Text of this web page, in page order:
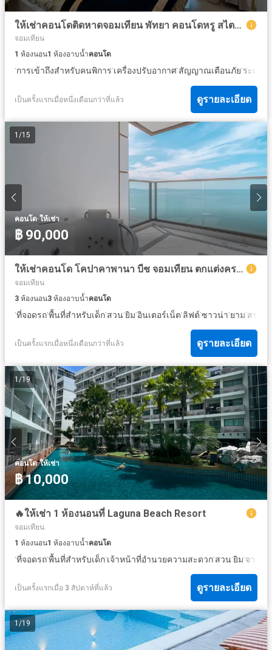
ให้เช่าคอนโดติดหาดจอมเทียน พัทยา คอนโดหรู สไตล์โมเดิร์น โคปาคาบาน่าบีชจอมเทียน วิวทะเล ชั้นสูง
จอมเทียน
1 ห้องนอน1 ห้องอาบน้ำคอนโด
·การเข้าถึงสำหรับคนพิการ·เครื่องปรับอากาศ·สัญญาณเตือนภัย·ระเบียง
เป็นครั้งแรกเมื่อหนึ่งเดือนกว่าที่แล้ว ดูรายละเอียด
1 /15
คอนโด·ให้เช่า
฿ 90,000
ให้เช่าคอนโด โคปาคาพานา บีช จอมเทียน ตกแต่งครบครัน (S03-2682)
จอมเทียน
3 ห้องนอน3 ห้องอาบน้ำคอนโด
·ที่จอดรถ·พื้นที่สำหรับเด็ก·สวน·ยิม·อินเตอร์เน็ต·ลิฟต์·ซาวน่า·ยาม·สระว่
เป็นครั้งแรกเมื่อหนึ่งเดือนกว่าที่แล้ว ดูรายละเอียด
1 /19
คอนโด·ให้เช่า
฿ 10,000
🔥ให้เช่า 1 ห้องนอนที่ Laguna Beach Resort
จอมเทียน
1 ห้องนอน1 ห้องอาบน้ำคอนโด
·ที่จอดรถ·พื้นที่สำหรับเด็ก·เจ้าหน้าที่อำนวยความสะดวก·สวน·ยิม·จากุซซี่
เป็นครั้งแรกเมื่อ 3 สัปดาห์ที่แล้ว ดูรายละเอียด
1 /19